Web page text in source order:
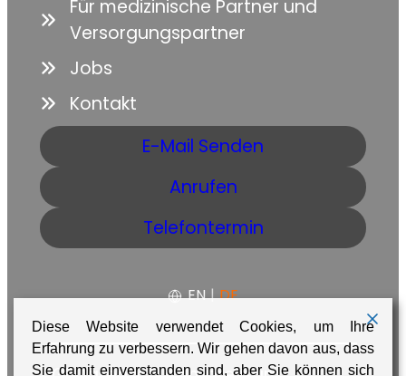
Für medizinische Partner und
Versorgungspartner
Jobs
Kontakt
E-Mail Senden
Anrufen
Telefontermin
EN | DE
Diese Website verwendet Cookies, um Ihre
Erfahrung zu verbessern. Wir gehen davon aus, dass
Sie damit einverstanden sind, aber Sie können sich